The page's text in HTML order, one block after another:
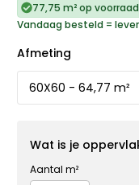
77,75 m² op voorraad
Vandaag besteld =
Afmeting
Wat is je
Aantal m²